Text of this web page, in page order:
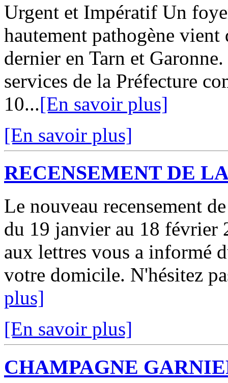
Urgent et Impératif Un
hautement pathogène
dernier en Tarn et
services de la Préfecture
10...[En savoir plus]
[En savoir plus]
RECENSEMENT DE
Le nouveau recensement
du 19 janvier au 18 février
aux lettres vous a informé
votre domicile. N'hésitez
plus]
[En savoir plus]
CHAMPAGNE